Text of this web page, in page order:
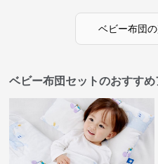
ベビー布団の
ベビー布団セットのおすすめ